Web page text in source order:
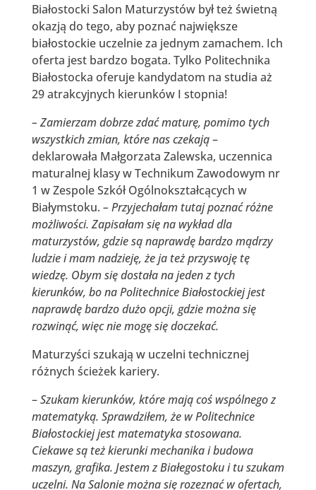
Białostocki Salon Maturzystów był też świetną
okazją do tego, aby poznać największe
białostockie uczelnie za jednym zamachem. Ich
oferta jest bardzo bogata. Tylko Politechnika
Białostocka oferuje kandydatom na studia aż
29 atrakcyjnych kierunków I stopnia!
– Zamierzam dobrze zdać maturę, pomimo tych
wszystkich zmian, które nasczekają–
deklarowała Małgorzata Zalewska, uczennica
maturalnej klasy w Technikum Zawodowym nr
1 w Zespole Szkół Ogólnokształcących w
Białymstoku. – Przyjechałam tutaj poznać różne
możliwości. Zapisałam się na wykład dla
maturzystów, gdzie są naprawdę bardzo mądrzy
ludzie i mam nadzieję, że ja też przyswoję tę
wiedzę. Obym się dostała na jeden z tych
kierunków, bo na Politechnice Białostockiej jest
naprawdę bardzo dużo opcji, gdzie można się
rozwinąć, więc nie mogę się doczekać.
Maturzyści szukają w uczelni technicznej
różnych ścieżek kariery.
–Szukam kierunków, które mają coś wspólnego z
matematyką. Sprawdziłem, że w Politechnice
Białostockiej jest matematyka stosowana.
Ciekawe są też kierunki mechanika i budowa
maszyn, grafika. Jestem z Białegostoku i tu szukam
uczelni. Na Salonie można się rozeznać w ofertach,